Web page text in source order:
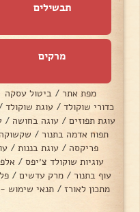
תבשילים
מרקים
מפת אתר / ביטול עסקה
כדורי שוקולד / עוגת שוקולד
עוגת תפוזים / עוגה בחושה /
תפוח אדמה בתנור / שקשוקה
פריקסה / עוגת בננות /
עוגיות שוקולד צ׳יפס /
עוף בתנור / מרק עדשים /
מתכון לאורז / תנאי שימוש -